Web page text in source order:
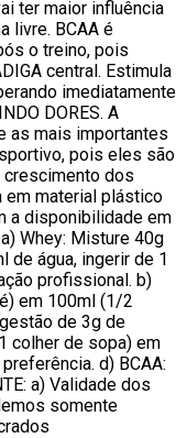
ter maior influência
livre. BCAA é
o treino, pois
central. Estimula
imediatamente
DORES. A
as mais importantes
pois eles são
crescimento dos
em material plástico
a disponibilidade em
a) Whey: Misture 40g
de água, ingerir de 1
profissional. b)
em 100ml (1/2
de 3g de
colher de sopa) em
d) BCAA:
a) Validade dos
somente